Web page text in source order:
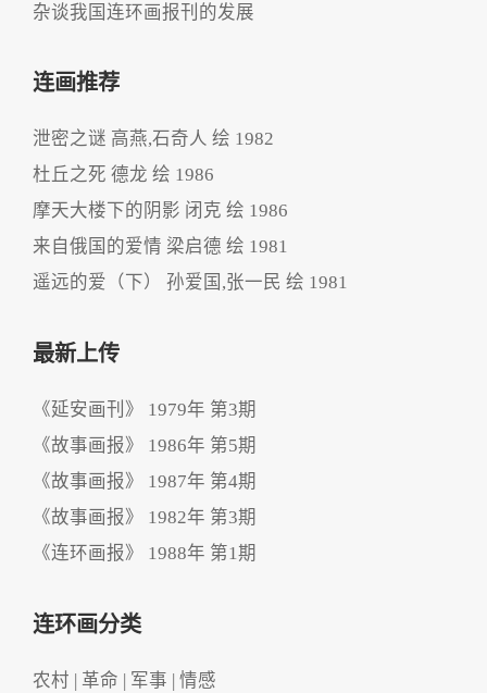
杂谈我国连环画报刊的发展
连画推荐
泄密之谜 高燕,石奇人 绘 1982
杜丘之死 德龙 绘 1986
摩天大楼下的阴影 闭克 绘 1986
来自俄国的爱情 梁启德 绘 1981
遥远的爱（下） 孙爱国,张一民 绘 1981
最新上传
《延安画刊》 1979年 第3期
《故事画报》 1986年 第5期
《故事画报》 1987年 第4期
《故事画报》 1982年 第3期
《连环画报》 1988年 第1期
连环画分类
农村 | 革命 | 军事 | 情感